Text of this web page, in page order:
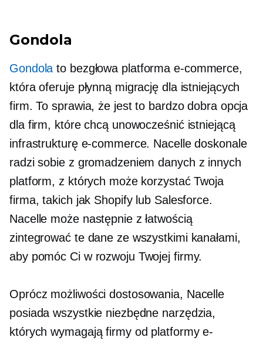
Gondola
Gondola to bezgłowa platforma e-commerce,
która oferuje płynną migrację dla istniejących
firm. To sprawia, że ​​jest to bardzo dobra opcja
dla firm, które chcą unowocześnić istniejącą
infrastrukturę e-commerce. Nacelle doskonale
radzi sobie z gromadzeniem danych z innych
platform, z których może korzystać Twoja
firma, takich jak Shopify lub Salesforce.
Nacelle może następnie z łatwością
zintegrować te dane ze wszystkimi kanałami,
aby pomóc Ci w rozwoju Twojej firmy.
Oprócz możliwości dostosowania, Nacelle
posiada wszystkie niezbędne narzędzia,
których wymagają firmy od platformy e-